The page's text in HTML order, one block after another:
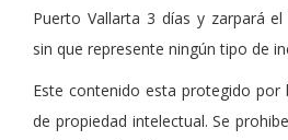
Puerto Vallarta 3 días y zarpará
sin que represente ningún tipo de
Este contenido esta protegido
de propiedad intelectual. Se